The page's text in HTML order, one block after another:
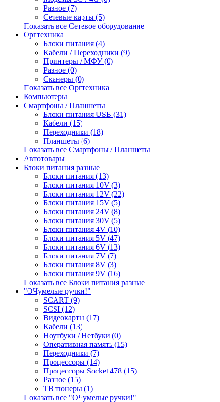
Разное (7)
Сетевые карты (5)
Показать все Сетевое оборудование
Оргтехника
Блоки питания (4)
Кабели / Переходники (9)
Принтеры / МФУ (0)
Разное (0)
Сканеры (0)
Показать все Оргтехника
Компьютеры
Смартфоны / Планшеты
Блоки питания USB (31)
Кабели (15)
Переходники (18)
Планшеты (6)
Показать все Смартфоны / Планшеты
Автотовары
Блоки питания разные
Блоки питания (13)
Блоки питания 10V (3)
Блоки питания 12V (22)
Блоки питания 15V (5)
Блоки питания 24V (8)
Блоки питания 30V (5)
Блоки питания 4V (10)
Блоки питания 5V (47)
Блоки питания 6V (13)
Блоки питания 7V (7)
Блоки питания 8V (3)
Блоки питания 9V (16)
Показать все Блоки питания разные
"ОЧумелые ручки!"
SCART (9)
SCSI (12)
Видеокарты (17)
Кабели (13)
Ноутбуки / Нетбуки (0)
Оперативная память (15)
Переходники (7)
Процессоры (14)
Процессоры Socket 478 (15)
Разное (15)
ТВ тюнеры (1)
Показать все "ОЧумелые ручки!"